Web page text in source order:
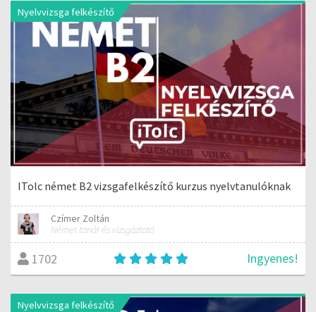
Nyelvvizsga felkészítő
ITolc német B2 vizsgafelkészítő kurzus nyelvtanulóknak
Czímer Zoltán
Német tanár és vizsgáztató
1702 Ingyenes!
Nyelvvizsga felkészítő